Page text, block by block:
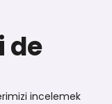
de
incelemek